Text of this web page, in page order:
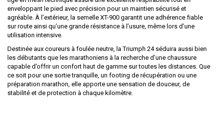
enveloppant le pied avec précision pour un maintien sécurisé et
agréable. À l’extérieur, la semelle XT-900 garantit une adhérence fiable
sur route ainsi qu’une grande résistance à l’usure, même lors d’une
utilisation intensive.
Destinée aux coureurs à foulée neutre, la Triumph 24 séduira aussi bien
les débutants que les marathoniens à la recherche d’une chaussure
capable d’offrir un confort haut de gamme sur toutes les distances. Que
ce soit pour une sortie tranquille, un footing de récupération ou une
préparation marathon, elle apporte une sensation de douceur, de
stabilité et de protection à chaque kilomètre.